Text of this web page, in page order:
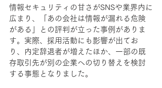
情報セキュリティの甘さがSNSや業界内に
広まり、「あの会社は情報が漏れる危険
がある」との評判が立った事例がありま
す。実際、採用活動にも影響が出てお
り、内定辞退者が増えたほか、一部の既
存取引先が別の企業への切り替えを検討
する事態となりました。